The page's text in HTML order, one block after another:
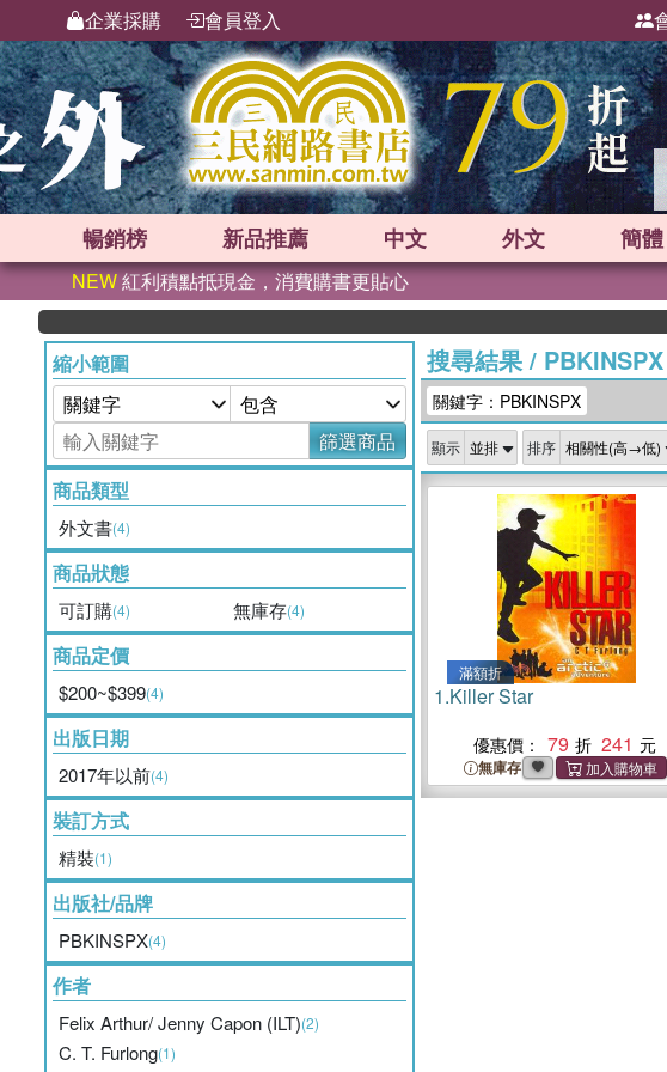
企業採購 會員登入
暢銷榜 新品推薦 中文 外文 簡體
NEW紅利積點抵現金，消費購書更貼心
縮小範圍
篩選商品
商品類型
外文書(4)
商品狀態
可訂購(4) 無庫存(4)
商品定價
$200~$399(4)
出版日期
2017年以前(4)
裝訂方式
精裝(1)
出版社/品牌
PBKINSPX(4)
作者
Felix Arthur/ Jenny Capon (ILT)(2)
C. T. Furlong(1)
搜尋結果/ PBKINSPX
關鍵字：PBKINSPX
顯示 排序
滿額折
1.Killer Star
優惠價： 79 241
無庫存